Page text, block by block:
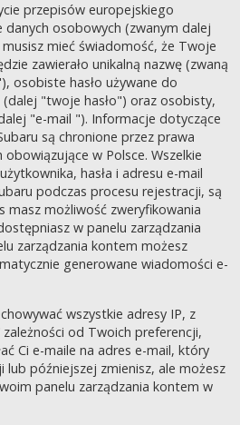
przepisów europejskiego
osobowych (zwanym dalej
mieć świadomość, że Twoje
zawierało unikalną nazwę (zwaną
osobiste hasło używane do
"twoje hasło") oraz osobisty,
"e-mail "). Informacje dotyczące
są chronione przez prawa
w Polsce. Wszelkie
hasła i adresu e-mail
podczas procesu rejestracji, są
masz możliwość zweryfikowania
w panelu zarządzania
zarządzania kontem możesz
generowane wiadomości e-
wszystkie adresy IP, z
od Twoich preferencji,
Ci e-maile na adres e-mail, który
późniejszej zmienisz, ale możesz
panelu zarządzania kontem w